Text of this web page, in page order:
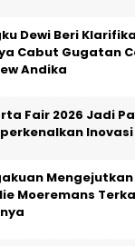
Dewi Beri
Cabut Gugatan
Andika
Fair 2026 Jadi
Inovasi
Moeremans